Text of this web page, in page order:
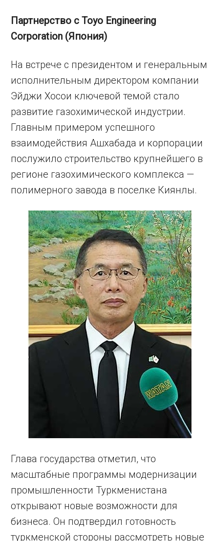
Партнерство с Toyo Engineering
Corporation (Япония)
На встрече с президентом и генеральным
исполнительным директором компании
Эйджи Хосои ключевой темой стало
развитие газохимической индустрии.
Главным примером успешного
взаимодействия Ашхабада и корпорации
послужило строительство крупнейшего в
регионе газохимического комплекса —
полимерного завода в поселке Киянлы.
Глава государства отметил, что
масштабные программы модернизации
промышленности Туркменистана
открывают новые возможности для
бизнеса. Он подтвердил готовность
туркменской стороны рассмотреть новые